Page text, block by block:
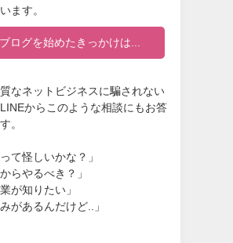
ます。
ログを始めたきっかけは...
なネットビジネスに騙されない
からこのような相談にもお答
。
て怪しいかな？」
らやるべき？」
が知りたい」
があるんだけど..」